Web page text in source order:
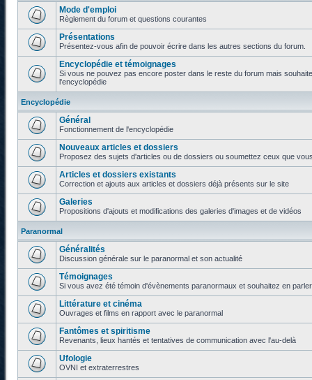
Mode d'emploi
Règlement du forum et questions courantes
Présentations
Présentez-vous afin de pouvoir écrire dans les autres sections du forum.
Encyclopédie et témoignages
Si vous ne pouvez pas encore poster dans le reste du forum mais
l'encyclopédie
Encyclopédie
Général
Fonctionnement de l'encyclopédie
Nouveaux articles et dossiers
Proposez des sujets d'articles ou de dossiers ou soumettez ceux que
Articles et dossiers existants
Correction et ajouts aux articles et dossiers déjà présents sur le site
Galeries
Propositions d'ajouts et modifications des galeries d'images et de vidéos
Paranormal
Généralités
Discussion générale sur le paranormal et son actualité
Témoignages
Si vous avez été témoin d'évènements paranormaux et souhaitez en
Littérature et cinéma
Ouvrages et films en rapport avec le paranormal
Fantômes et spiritisme
Revenants, lieux hantés et tentatives de communication avec l'au-delà
Ufologie
OVNI et extraterrestres